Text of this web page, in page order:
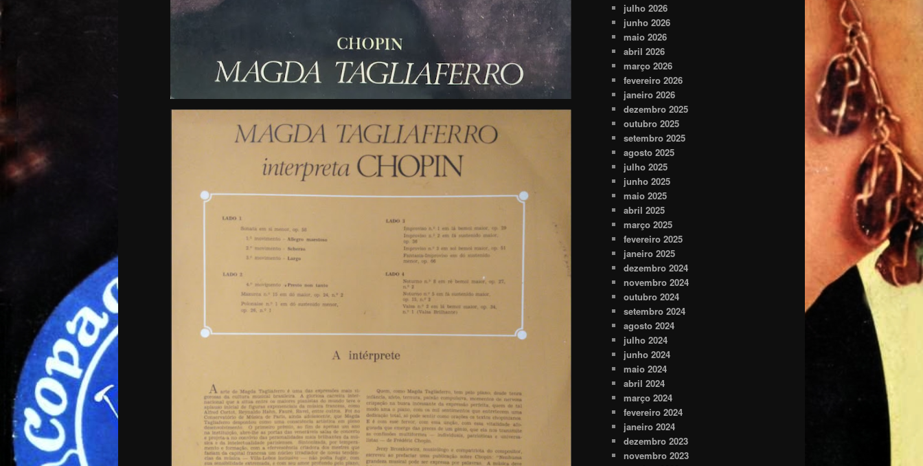
julho 2026
junho 2026
maio 2026
abril 2026
março 2026
fevereiro 2026
janeiro 2026
dezembro 2025
outubro 2025
setembro 2025
agosto 2025
julho 2025
junho 2025
maio 2025
abril 2025
março 2025
fevereiro 2025
janeiro 2025
dezembro 2024
novembro 2024
outubro 2024
setembro 2024
agosto 2024
julho 2024
junho 2024
maio 2024
abril 2024
março 2024
fevereiro 2024
janeiro 2024
dezembro 2023
novembro 2023